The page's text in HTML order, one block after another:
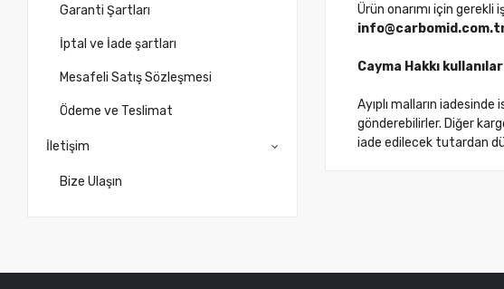
Garanti Şartları
İptal ve İade şartları
Mesafeli Satış Sözleşmesi
Ödeme ve Teslimat
İletişim
Bize Ulaşın
Ürün onarımı için gerekli
Cayma Hakkı
Ayıplı malların
gönderebilirler. Diğer
iade edilecek tutardan